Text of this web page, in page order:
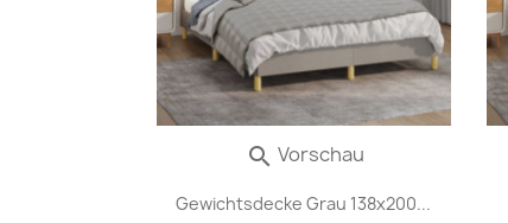
Gewichtsdecke Grau 138x200...
 Vorschau